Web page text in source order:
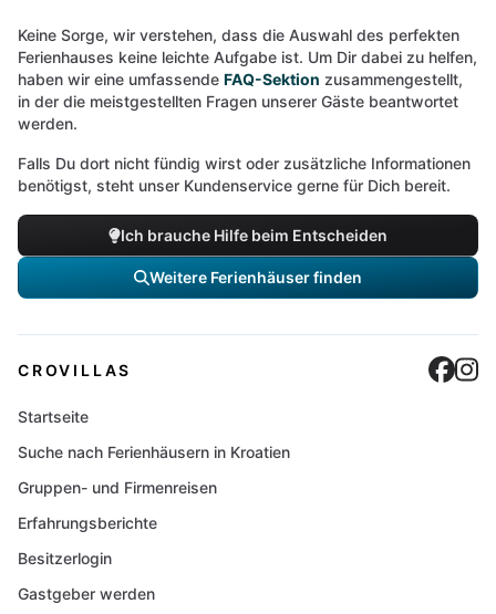
Keine Sorge, wir verstehen, dass die Auswahl des perfekten
Ferienhauses keine leichte Aufgabe ist. Um Dir dabei zu helfen,
haben wir eine umfassende FAQ-Sektion zusammengestellt,
in der die meistgestellten Fragen unserer Gäste beantwortet
werden.
Falls Du dort nicht fündig wirst oder zusätzliche Informationen
benötigst, steht unser Kundenservice gerne für Dich bereit.
Ich brauche Hilfe beim Entscheiden
Weitere Ferienhäuser finden
CROVILLAS
Startseite
Suche nach Ferienhäusern in Kroatien
Gruppen- und Firmenreisen
Erfahrungsberichte
Besitzerlogin
Gastgeber werden